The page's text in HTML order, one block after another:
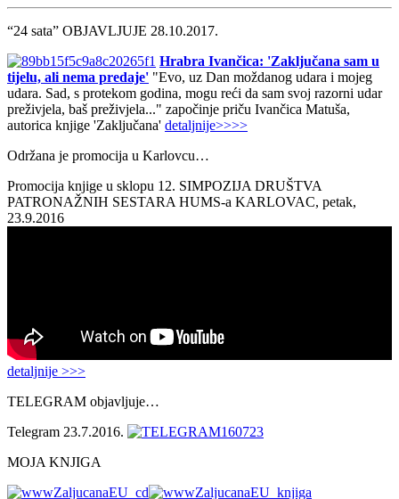
“24 sata” OBJAVLJUJE 28.10.2017.
Hrabra Ivančica: 'Zaključana sam u
tijelu, ali nema predaje' "Evo, uz Dan moždanog udara i mojeg
udara. Sad, s protekom godina, mogu reći da sam svoj razorni udar
preživjela, baš preživjela..." započinje priču Ivančica Matuša,
autorica knjige 'Zaključana' detaljnije>>>>
Održana je promocija u Karlovcu…
Promocija knjige u sklopu 12. SIMPOZIJA DRUŠTVA
PATRONAŽNIH SESTARA HUMS-a KARLOVAC, petak,
23.9.2016
detaljnije >>>
TELEGRAM objavljuje…
Telegram 23.7.2016.
MOJA KNJIGA